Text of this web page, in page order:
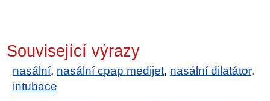
Související výrazy
nasální, nasální cpap medijet, nasální dilatátor,
intubace